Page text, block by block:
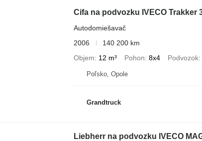
Cifa na podvozku IVECO Trakker
Autodomiešavač
2006
140 200 km
Objem
12 m³ Pohon 8x4 Podvozok
Poľsko, Opole
Grandtruck
Liebherr na podvozku IVECO